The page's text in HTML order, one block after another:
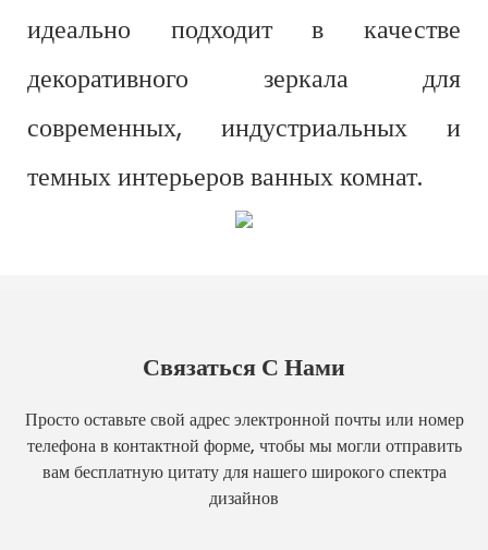
идеально подходит в качестве
декоративного зеркала для
современных, индустриальных и
темных интерьеров ванных комнат.
Связаться С Нами
Просто оставьте свой адрес электронной почты или номер
телефона в контактной форме, чтобы мы могли отправить
вам бесплатную цитату для нашего широкого спектра
дизайнов